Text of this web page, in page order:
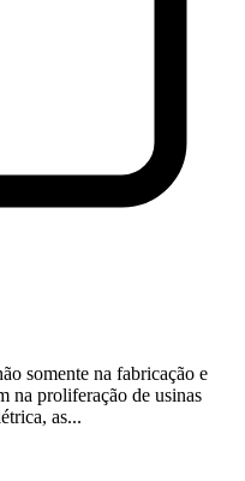
somente na fabricação e
na proliferação de usinas
as...